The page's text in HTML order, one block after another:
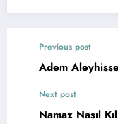
Previous post
Adem
Next post
Namaz Nasıl